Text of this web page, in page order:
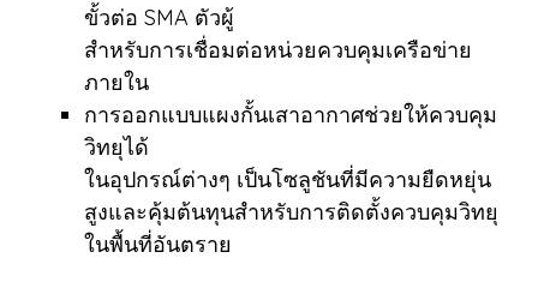
ขั้วต่อ SMA ตัวผู้
สำหรับการเชื่อมต่อหน่วยควบคุมเครือข่าย
ภายใน
การออกแบบแผงกั้นเสาอากาศช่วยให้ควบคุม
วิทยุได้
ในอุปกรณ์ต่างๆ เป็นโซลูชันที่มีความยืดหยุ่น
สูงและคุ้มต้นทุนสำหรับการติดตั้งควบคุมวิทยุ
ในพื้นที่อันตราย